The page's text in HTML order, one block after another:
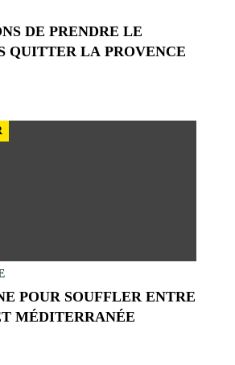
DE PRENDRE LE
QUITTER LA PROVENCE
POUR SOUFFLER ENTRE
MÉDITERRANÉE